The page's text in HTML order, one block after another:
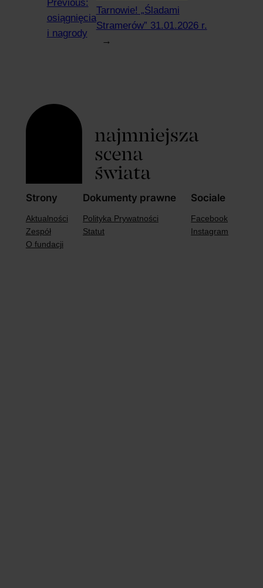
Previous:
osiągnięcia
i nagrody
Tarnowie! „Śladami
Stramerów” 31.01.2026 r.
→
Strony
Aktualności
Zespół
O fundacji
Dokumenty prawne
Polityka Prywatności
Statut
Sociale
Facebook
Instagram